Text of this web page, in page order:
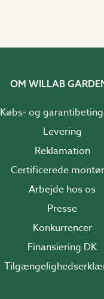
OM WILLAB
Købs- og
Levering
Reklamation
Certificerede
Arbejde hos os
Presse
Konkurrencer
Finansiering DK